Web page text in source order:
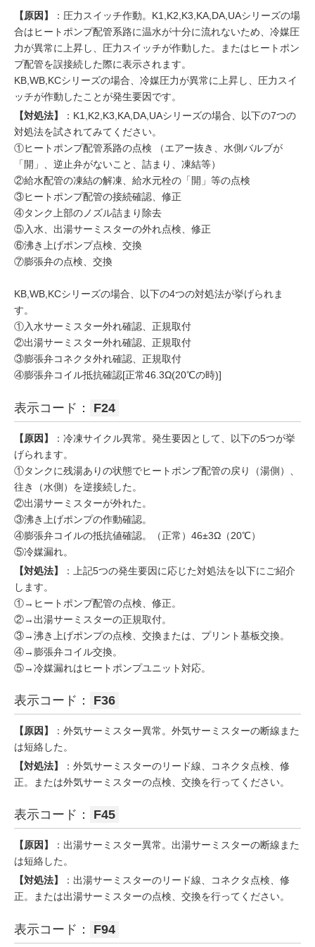
【原因】
：圧力スイッチ作動。K1,K2,K3,KA,DA,UAシリーズの場
合はヒートポンプ配管系路に温水が十分に流れないため、冷媒圧
力が異常に上昇し、圧力スイッチが作動した。またはヒートポン
プ配管を誤接続した際に表示されます。
KB,WB,KCシリーズの場合、冷媒圧力が異常に上昇し、圧力スイ
ッチが作動したことが発生要因です。
【対処法】
：K1,K2,K3,KA,DA,UAシリーズの場合、以下の7つの
対処法を試されてみてください。
①ヒートポンプ配管系路の点検 （エアー抜き、水側バルブが
「開」、逆止弁がないこと、詰まり、凍結等）
②給水配管の凍結の解凍、給水元栓の「開」等の点検
③ヒートポンプ配管の接続確認、修正
④タンク上部のノズル詰まり除去
⑤入水、出湯サーミスターの外れ点検、修正
⑥沸き上げポンプ点検、交換
⑦膨張弁の点検、交換
KB,WB,KCシリーズの場合、以下の4つの対処法が挙げられま
す。
①入水サーミスター外れ確認、正規取付
②出湯サーミスター外れ確認、正規取付
③膨張弁コネクタ外れ確認、正規取付
④膨張弁コイル抵抗確認[正常46.3Ω(20℃の時)]
表示コード： F24
【原因】
：冷凍サイクル異常。発生要因として、以下の5つが挙
げられます。
①タンクに残湯ありの状態でヒートポンプ配管の戻り（湯側）、
往き（水側）を逆接続した。
②出湯サーミスターが外れた。
③沸き上げポンプの作動確認。
④膨張弁コイルの抵抗値確認。（正常）46±3Ω（20℃）
⑤冷媒漏れ。
【対処法】
：上記5つの発生要因に応じた対処法を以下にご紹介
します。
①→ヒートポンプ配管の点検、修正。
②→出湯サーミスターの正規取付。
③→沸き上げポンプの点検、交換または、プリント基板交換。
④→膨張弁コイル交換。
⑤→冷媒漏れはヒートポンプユニット対応。
表示コード： F36
【原因】
：外気サーミスター異常。外気サーミスターの断線また
は短絡した。
【対処法】
：外気サーミスターのリード線、コネクタ点検、修
正。または外気サーミスターの点検、交換を行ってください。
表示コード： F45
【原因】
：出湯サーミスター異常。出湯サーミスターの断線また
は短絡した。
【対処法】
：出湯サーミスターのリード線、コネクタ点検、修
正。または出湯サーミスターの点検、交換を行ってください。
表示コード： F94